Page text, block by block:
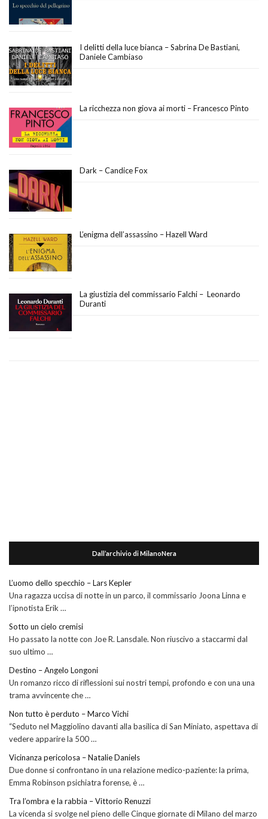
I delitti della luce bianca – Sabrina De Bastiani,
Daniele Cambiaso
La ricchezza non giova ai morti – Francesco Pinto
Dark – Candice Fox
L’enigma dell’assassino – Hazell Ward
La giustizia del commissario Falchi – Leonardo
Duranti
Dall’archivio di MilanoNera
L’uomo dello specchio – Lars Kepler
Una ragazza uccisa di notte in un parco, il commissario Joona Linna e
l’ipnotista Erik …
Sotto un cielo cremisi
Ho passato la notte con Joe R. Lansdale. Non riuscivo a staccarmi dal
suo ultimo …
Destino – Angelo Longoni
Un romanzo ricco di riflessioni sui nostri tempi, profondo e con una una
trama avvincente che …
Non tutto è perduto – Marco Vichi
“Seduto nel Maggiolino davanti alla basilica di San Miniato, aspettava di
vedere apparire la 500 …
Vicinanza pericolosa – Natalie Daniels
Due donne si confrontano in una relazione medico-paziente: la prima,
Emma Robinson psichiatra forense, è …
Tra l’ombra e la rabbia – Vittorio Renuzzi
La vicenda si svolge nel pieno delle Cinque giornate di Milano del marzo